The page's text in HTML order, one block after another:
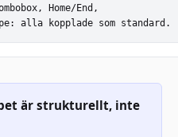
Home/End,
alla kopplade som standard.
är strukturellt, inte